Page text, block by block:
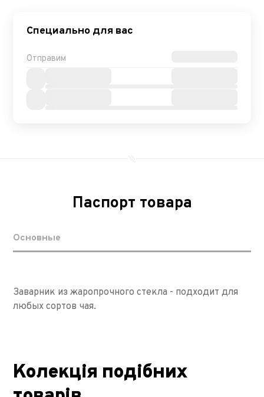
Специально для вас
Отправим
Паспорт товара
Основные
Заварник из жаропрочного стекла - подходит для
любых сортов чая.
Колекція подібних